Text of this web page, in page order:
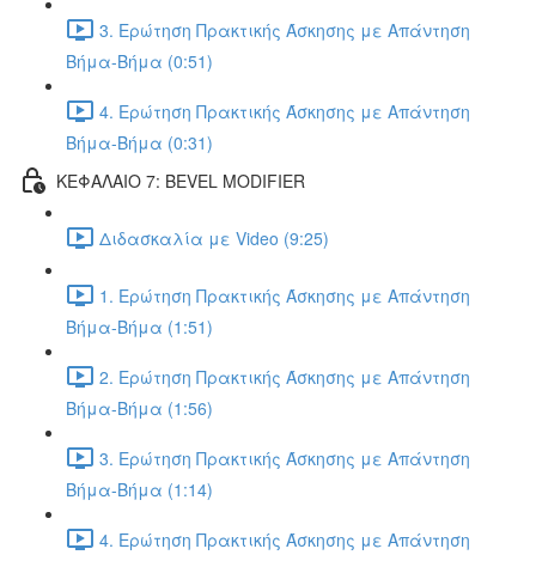
3. Ερώτηση Πρακτικής Άσκησης με Απάντηση
Βήμα-Βήμα (0:51)
4. Ερώτηση Πρακτικής Άσκησης με Απάντηση
Βήμα-Βήμα (0:31)
ΚΕΦΑΛΑΙΟ 7: BEVEL MODIFIER
Διδασκαλία με Video (9:25)
1. Ερώτηση Πρακτικής Άσκησης με Απάντηση
Βήμα-Βήμα (1:51)
2. Ερώτηση Πρακτικής Άσκησης με Απάντηση
Βήμα-Βήμα (1:56)
3. Ερώτηση Πρακτικής Άσκησης με Απάντηση
Βήμα-Βήμα (1:14)
4. Ερώτηση Πρακτικής Άσκησης με Απάντηση